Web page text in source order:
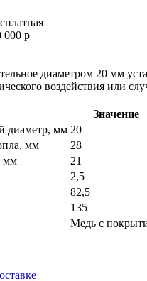
000 р
диаметром 20 мм
воздействия или
Значение
диаметр, мм 20
мм
28
мм
21
2,5
82,5
135
Медь с